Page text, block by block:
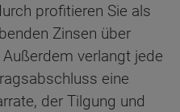
profitieren Sie als
Zinsen über
verlangt jede
eine
der Tilgung und